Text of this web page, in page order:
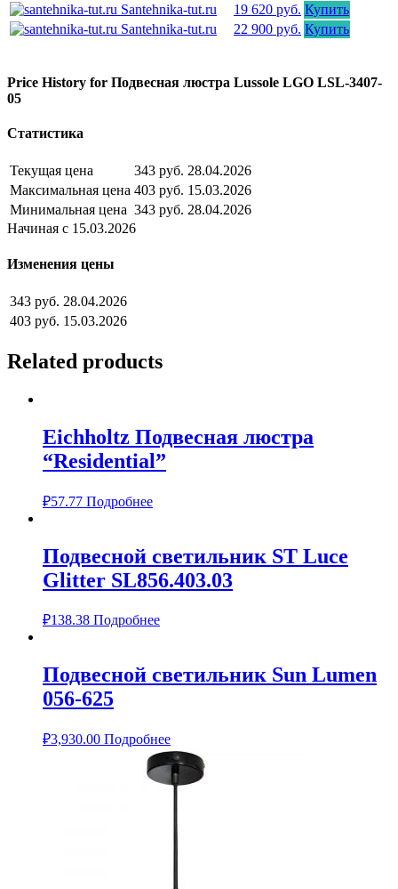
Santehnika-tut.ru
19 620 руб. Купить
Santehnika-tut.ru
22 900 руб. Купить
Price History for Подвесная люстра Lussole LGO LSL-3407-
05
Статистика
Текущая цена 343 руб. 28.04.2026
Максимальная цена 403 руб. 15.03.2026
Минимальная цена 343 руб. 28.04.2026
Начиная с 15.03.2026
Изменения цены
343 руб. 28.04.2026
403 руб. 15.03.2026
Related products
Eichholtz Подвесная люстра
“Residential”
₽57.77 Подробнее
Подвесной светильник ST Luce
Glitter SL856.403.03
₽138.38 Подробнее
Подвесной светильник Sun Lumen
056-625
₽3,930.00 Подробнее